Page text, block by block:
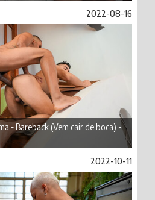
2022-08-16
- Bareback (Vem cair de boca) -
2022-10-11